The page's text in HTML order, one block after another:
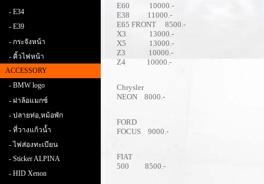
- E34
- E39
- กระจังหน้า
- คิ้วไฟหน้า
ACCESSORY
- BMW logo
- ฝาล้อแมกซ์
- ปลายท่อ,หม้อพัก
- ที่วางแก้วน้ำ
- ไฟส่องทะเบียน
- Sticker ALPINA
- HID Xenon
E60 10000.-
E38 11000.-
E65 FRONT 8500.-
X3 13000.-
X5 13000.-
Z3 10000.-
Z4 10000.-
Chrysler
NEON 8000.-
FORD
FOCUS 9000.-
FIAT
500 8500.-